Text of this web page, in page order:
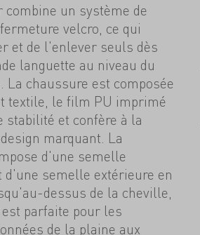
combine un système de
velcro, ce qui
et de l'enlever seuls dès
languette au niveau du
chaussure est composée
textile, le film PU imprimé
stabilité et confère à la
marquant. La
d'une semelle
semelle extérieure en
dessus de la cheville,
parfaite pour les
de la plaine aux